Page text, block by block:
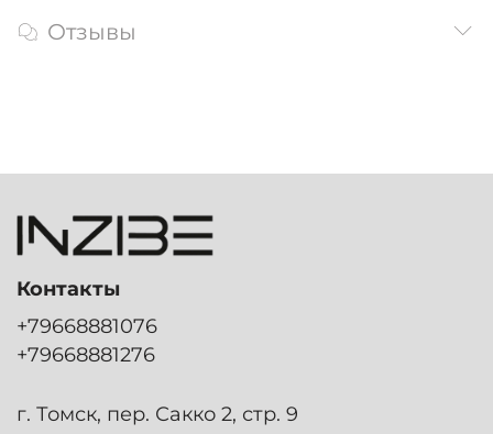
Отзывы
Контакты
+79668881076
+79668881276
г. Томск, пер. Сакко 2, стр. 9